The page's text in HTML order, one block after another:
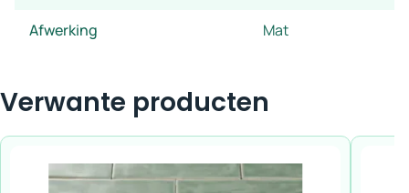
Afwerking Mat
Verwante producten